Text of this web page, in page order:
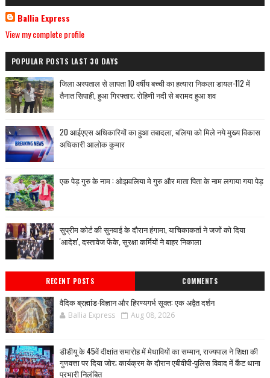
Ballia Express
View my complete profile
POPULAR POSTS LAST 30 DAYS
जिला अस्पताल से लापता 10 वर्षीय बच्ची का हत्यारा निकला डायल-112 में
तैनात सिपाही, हुआ गिरफ्तार; रोहिणी नदी से बरामद हुआ शव
20 आईएएस अधिकारियों का हुआ तबादला, बलिया को मिले नये मुख्य विकास
अधिकारी आलोक कुमार
एक पेड़ गुरु के नाम : ओझवलिया मे गुरु और माता पिता के नाम लगाया गया पेड़
सुप्रीम कोर्ट की सुनवाई के दौरान हंगामा, याचिकाकर्ता ने जजों को दिया
'आदेश', दस्तावेज फेंके, सुरक्षा कर्मियों ने बाहर निकाला
RECENT POSTS COMMENTS
वैदिक ब्रह्मांड-विज्ञान और हिरण्यगर्भ सूक्त: एक अद्वैत दर्शन
Ballia Express Aug 08, 2026
डीडीयू के 45वें दीक्षांत समारोह में मेधावियों का सम्मान, राज्यपाल ने शिक्षा की
गुणवत्ता पर दिया जोर; कार्यक्रम के दौरान एबीवीपी-पुलिस विवाद में कैंट थाना
प्रभारी निलंबित